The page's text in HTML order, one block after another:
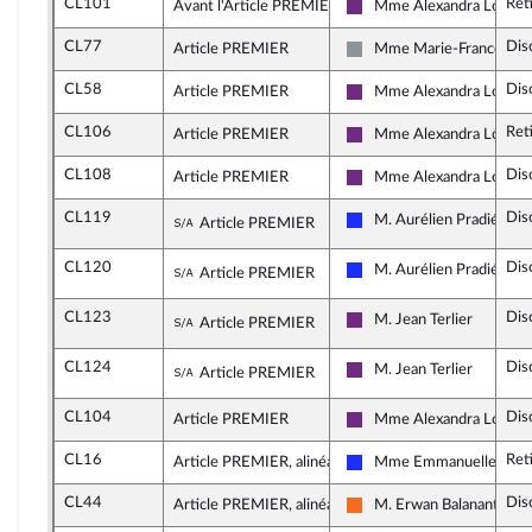
CL101 Avant l'Article PREMIER
La République en Marche
Mme Alexandra Louis
CL77 Article PREMIER
Non inscrit
Mme Marie-France
CL58 Article PREMIER
La République en Marche
Mme Alexandra Louis
CL106 Article PREMIER
La République en Marche
Mme Alexandra Louis
CL108 Article PREMIER
La République en Marche
Mme Alexandra Louis
CL119 Sous-amendement de l'amendement
Article PREMIER Les Républicains
M. Aurélien Pradié
CL120 Sous-amendement de l'amendement
Article PREMIER Les Républicains
M. Aurélien Pradié
CL123 Sous-amendement de l'amendement
Article PREMIER La République en Marche
M. Jean Terlier
CL124 Sous-amendement de l'amendement
Article PREMIER La République en Marche
M. Jean Terlier
CL104 Article PREMIER
La République en Marche
Mme Alexandra Louis
CL16 Article PREMIER, alinéa 2
Les Républicains
Mme Emmanuelle
CL44 Article PREMIER, alinéa 2
Mouvement Démocrate
M. Erwan Balanant